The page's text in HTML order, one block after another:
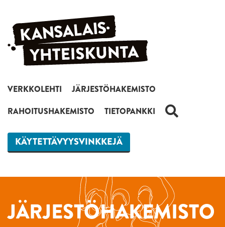
Siirry sisältöön
VERKKOLEHTI
JÄRJESTÖHAKEMISTO
RAHOITUSHAKEMISTO
TIETOPANKKI HAKU
KÄYTETTÄVYYSVINKKEJÄ
JÄRJESTÖHAKEMISTO